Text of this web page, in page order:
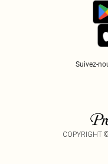
Suivez-
COPYRIGHT